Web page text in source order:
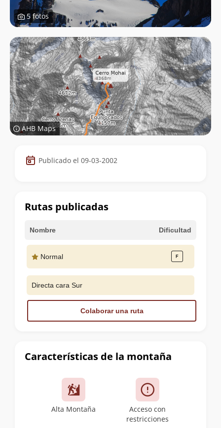
5 fotos
AHB Maps
Datos
de
cumbre
Publicado el 09-03-2002
Características de la montaña
Alta Montaña
Acceso con
restricciones
Rutas publicadas
Nombre Dificultad
Normal
Directa cara Sur
Colaborar una ruta